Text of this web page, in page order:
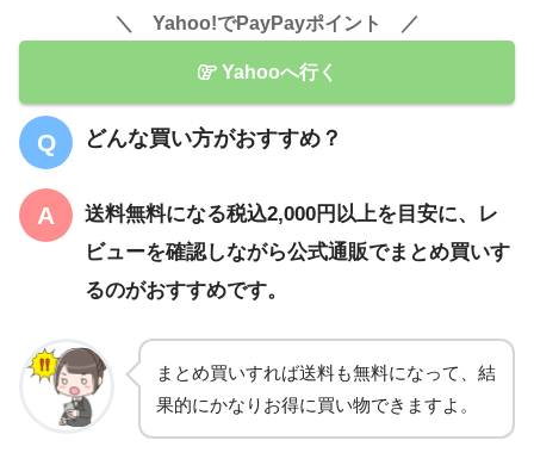
＼ Yahoo!でPayPayポイント ／
Yahooへ行く
どんな買い方がおすすめ？
送料無料になる税込2,000円以上を目安に、レ
ビューを確認しながら公式通販でまとめ買いす
るのがおすすめです。
まとめ買いすれば送料も無料になって、結
果的にかなりお得に買い物できますよ。